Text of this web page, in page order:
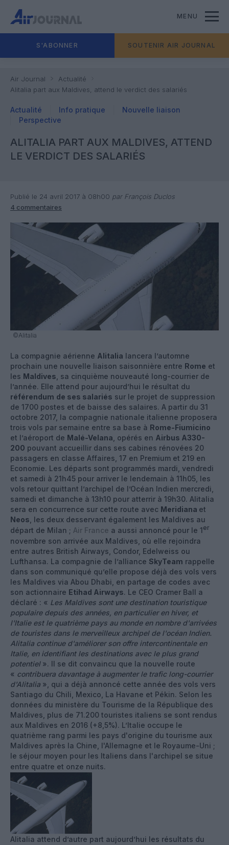
MENU
S'ABONNER SOUTENIR AIR JOURNAL
Air Journal
Actualité
Alitalia part aux Maldives, attend le verdict des salariés
Actualité Info pratique
Nouvelle liaison
Perspective
ALITALIA PART AUX MALDIVES, ATTEND
LE VERDICT DES SALARIÉS
Publié le 24 avril 2017 à 08h00 par François Duclos
4 commentaires
©Alitalia
La compagnie aérienne Alitalia lancera l’automne
prochain une nouvelle liaison saisonnière entre Rome et
les Maldives , sa cinquième nouveauté long-courrier de
l’année. Elle attend pour aujourd’hui le résultat du
référendum de ses salariés sur le projet de suppression
de 1700 postes et de baisse des salaires. A partir du 31
octobre 2017, la compagnie nationale italienne proposera
trois vols par semaine entre sa base à Rome-Fiumicino
et l’aéroport de Malé-Velana , opérés en Airbus A330-
200 pouvant accueillir dans ses cabines rénovées 20
passagers en classe Affaires, 17 en Premium et 219 en
Economie. Les départs sont programmés mardi, vendredi
et samedi à 21h45 pour arriver le lendemain à 11h05, les
vols retour quittant l’archipel de l’Océan Indien mercredi,
samedi et dimanche à 13h10 pour atterrir à 19h30. Alitalia
sera en concurrence sur cette route avec Meridiana et
Neos , les deux desservant également les Maldives au
départ de Milan ; Air France a aussi annoncé pour le 1er
novembre son arrivée aux Maldives, où elle rejoindra
entre autres British Airways, Condor, Edelweiss ou
Lufthansa. La compagnie de l’alliance SkyTeam rappelle
dans son communiqué qu’elle propose déjà des vols vers
les Maldives via Abou Dhabi, en partage de codes avec
son actionnaire Etihad Airways. Le CEO Cramer Ball a
déclaré : « Les Maldives sont une destination touristique
populaire depuis des années, en particulier en hiver, et
l'Italie est le quatrième pays au monde en nombre d'arrivées
de touristes dans le merveilleux archipel de l'océan Indien.
Alitalia continue d'améliorer son offre intercontinentale en
Italie, en identifiant les destinations avec le plus grand
potentiel». Il se dit convaincu que la nouvelle route
« contribuera davantage à augmenter le trafic long-courrier
d'Alitalia », qui a déjà annoncé cette année des vols vers
Santiago du Chili, Mexico, La Havane et Pékin. Selon les
données du ministère du Tourisme de la République des
Maldives, plus de 71.200 touristes italiens se sont rendus
aux Maldives en 2016 (+8,5%). L’Italie occupe le
quatrième rang parmi les pays d'origine du tourisme aux
Maldives après la Chine, l'Allemagne et le Royaume-Uni ;
le séjour moyen pour les Italiens dans l'archipel se situe
entre quatre et onze nuits.
Alitalia attend d’autre part aujourd’hui les résultats du